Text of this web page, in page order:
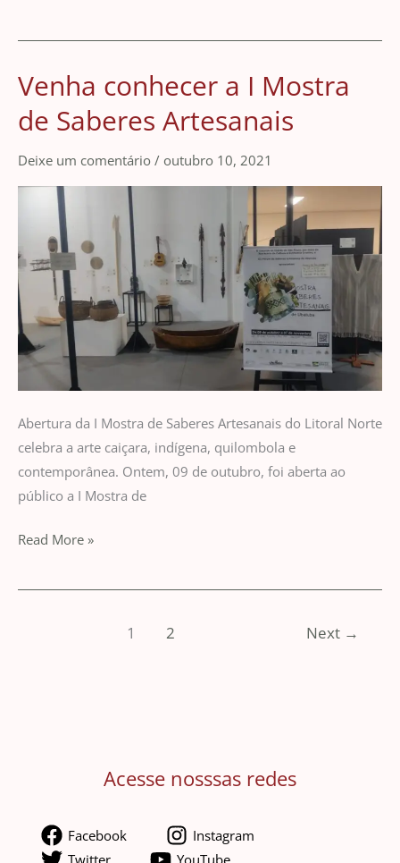
Venha conhecer a I Mostra
de Saberes Artesanais
Deixe um comentário / outubro 10, 2021
Abertura da I Mostra de Saberes Artesanais do Litoral Norte
celebra a arte caiçara, indígena, quilombola e
contemporânea. Ontem, 09 de outubro, foi aberta ao
público a I Mostra de
Venha
a
Saberes
Artesanais
Read More »
1 2 Next →
Acesse nosssas redes
Facebook
Instagram
Twitter
YouTube